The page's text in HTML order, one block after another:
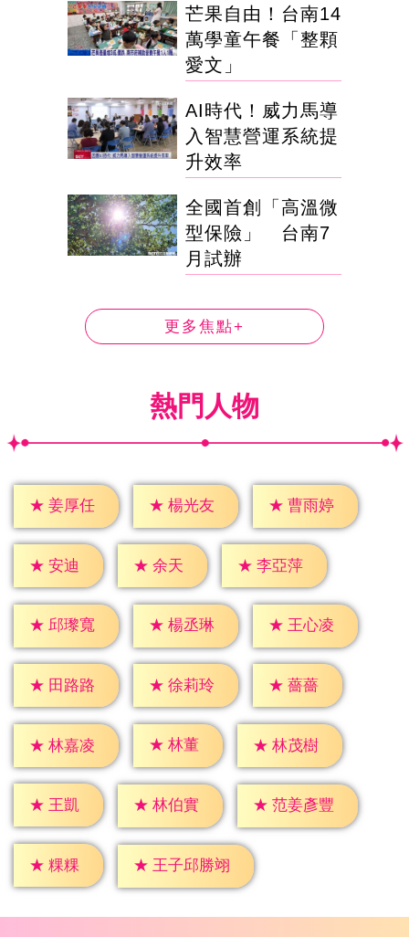
芒果自由！台南14
萬學童午餐「整顆
愛文」
AI時代！威力馬導
入智慧營運系統提
升效率
全國首創「高溫微
型保險」 台南7
月試辦
更多焦點+
熱門人物
★ 姜厚任 ★ 楊光友 ★ 曹雨婷
★ 安迪 ★ 余天 ★ 李亞萍
★ 邱瓈寬 ★ 楊丞琳 ★ 王心凌
★ 田路路 ★ 徐莉玲 ★ 薔薔
★ 林嘉凌 ★ 林董 ★ 林茂樹
★ 王凱 ★ 林伯實 ★ 范姜彥豐
★ 粿粿 ★ 王子邱勝翊